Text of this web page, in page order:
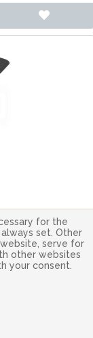
mit
und
for the
set. Other
serve for
other websites
your consent.